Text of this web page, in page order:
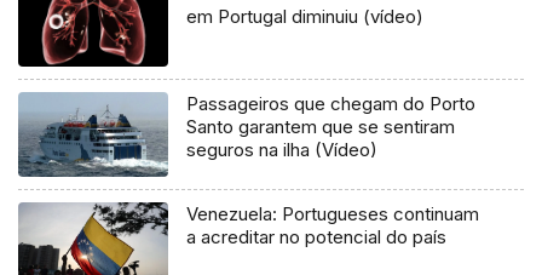
em Portugal diminuiu (vídeo)
Passageiros que chegam do Porto
Santo garantem que se sentiram
seguros na ilha (Vídeo)
Venezuela: Portugueses continuam
a acreditar no potencial do país